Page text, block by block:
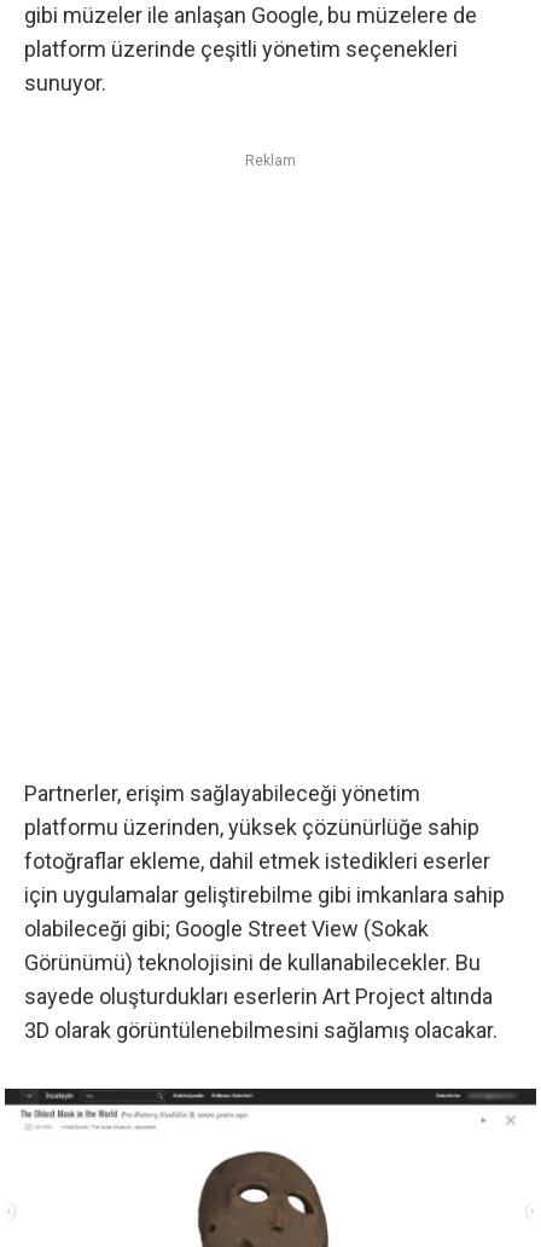
gibi müzeler ile anlaşan Google, bu müzelere de
platform üzerinde çeşitli yönetim seçenekleri
sunuyor.
Reklam
Partnerler, erişim sağlayabileceği yönetim
platformu üzerinden, yüksek çözünürlüğe sahip
fotoğraflar ekleme, dahil etmek istedikleri eserler
için uygulamalar geliştirebilme gibi imkanlara sahip
olabileceği gibi; Google Street View (Sokak
Görünümü) teknolojisini de kullanabilecekler. Bu
sayede oluşturdukları eserlerin Art Project altında
3D olarak görüntülenebilmesini sağlamış olacakar.